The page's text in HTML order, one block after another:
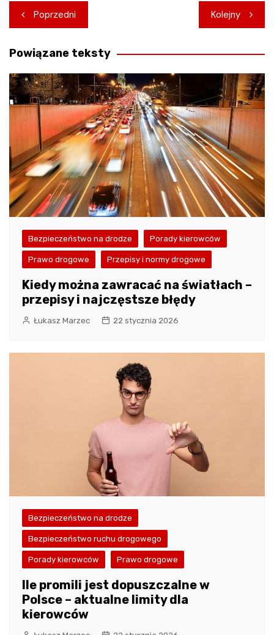
Nawigacja
wpisu
Poprzedni Kolejny
Powiązane teksty
Bezpieczeństwo na drodze Porady kierowców
Prawo drogowe Przepisy i normy drogowe
Kiedy można zawracać na światłach –
przepisy i najczęstsze błędy
Łukasz Marzec 22 stycznia 2026
Bezpieczeństwo na drodze
Bezpieczeństwo ruchu drogowego
Porady kierowców Prawo drogowe
Ile promili jest dopuszczalne w
Polsce – aktualne limity dla
kierowców